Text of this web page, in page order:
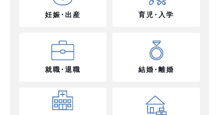
妊娠･出産 育児･入学
就職･退職 結婚･離婚